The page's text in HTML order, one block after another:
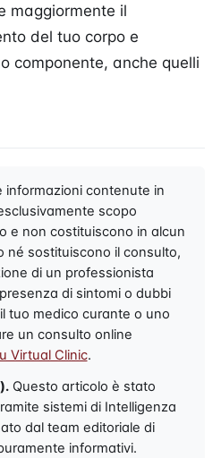
maggiormente il
del tuo corpo e
componente, anche quelli
informazioni contenute in
scopo
e non costituiscono in alcun
né sostituiscono il consulto,
di un professionista
di sintomi o dubbi
tuo medico curante o uno
un consulto online
Virtual Clinic.
Questo articolo è stato
sistemi di Intelligenza
dal team editoriale di
informativi.